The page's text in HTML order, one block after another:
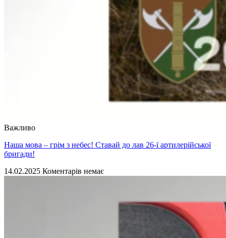
Важливо
Наша мова – грім з небес! Ставай до лав 26-ї артилерійської
бригади!
14.02.2025 Коментарів немає